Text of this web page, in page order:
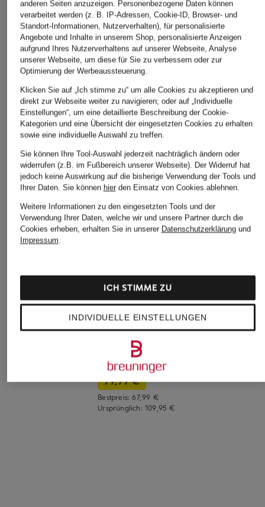
someday
Wide Leg Jeans
MAC
Wide Leg Jeans
WIDE
79,99 €
Bestpreis:67,99 €
Ursprünglich: 109,95 €
MAC
Jeans WIDE
anderen Seiten anzuzeigen. Personenbezogene Daten können
verarbeitet werden (z. B. IP-Adressen, Cookie-ID, Browser- und
Standort-Informationen, Nutzerverhalten), für personalisierte
Angebote und Inhalte in unserem Shop, personalisierte Anzeigen
aufgrund Ihres Nutzerverhaltens auf unserer Webseite, Analyse
unserer Webseite, um diese für Sie zu verbessern oder zur
Optimierung der Werbeaussteuerung.
Klicken Sie auf „Ich stimme zu“ um alle Cookies zu akzeptieren und
direkt zur Webseite weiter zu navigieren; oder auf „Individuelle
Einstellungen“, um eine detaillierte Beschreibung der Cookie-
Kategorien und eine Übersicht der eingesetzten Cookies zu erhalten
sowie eine individuelle Auswahl zu treffen.
Sie können Ihre Tool-Auswahl jederzeit nachträglich ändern oder
widerrufen (z.B. im Fußbereich unserer Webseite). Der Widerruf hat
jedoch keine Auswirkung auf die bisherige Verwendung der Tools und
Ihrer Daten. Sie können hierden Einsatz von Cookies ablehnen.
Weitere Informationen zu den eingesetzten Tools und der
Verwendung Ihrer Daten, welche wir und unsere Partner durch die
Cookies erheben, erhalten Sie in unserer Datenschutzerklärungund
Impressum.
INDIVIDUELLE EINSTELLUNGEN
ICH STIMME ZU